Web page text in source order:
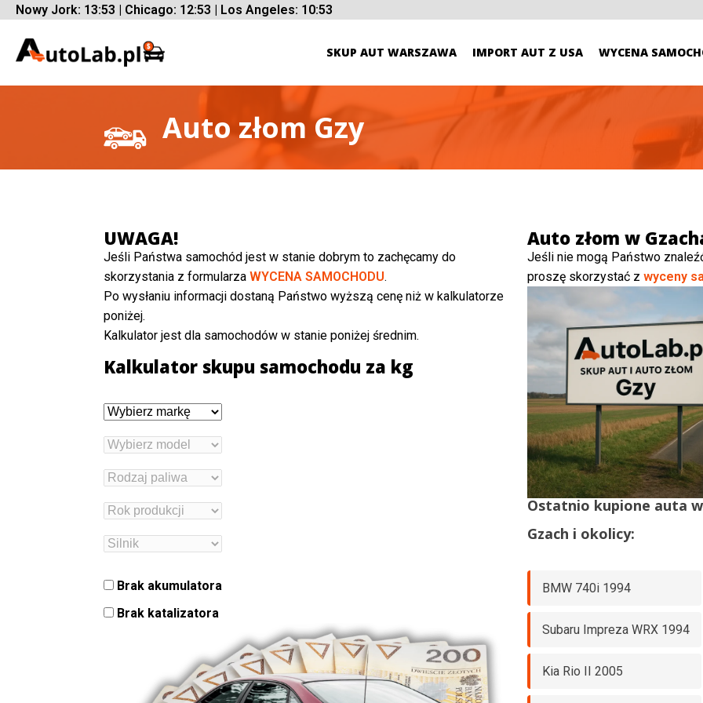
Nowy Jork: 13:53 | Chicago: 12:53 | Los Angeles: 10:53
SKUP AUT WARSZAWA IMPORT AUT Z USA WYCENA
Auto złom Gzy
UWAGA!
Jeśli Państwa samochód jest w stanie dobrym to zachęcamy do
skorzystania z formularza WYCENA SAMOCHODU.
Po wysłaniu informacji dostaną Państwo wyższą cenę niż w kalkulatorze
poniżej.
Kalkulator jest dla samochodów w stanie poniżej średnim.
Kalkulator skupu samochodu za kg
Brak akumulatora
Brak katalizatora
Auto złom w
Jeśli nie mogą Państwo
proszę skorzystać z wyceny
Ostatnio kupione auta
Gzach i okolicy:
BMW 740i 1994
Subaru Impreza WRX 1994
Kia Rio II 2005